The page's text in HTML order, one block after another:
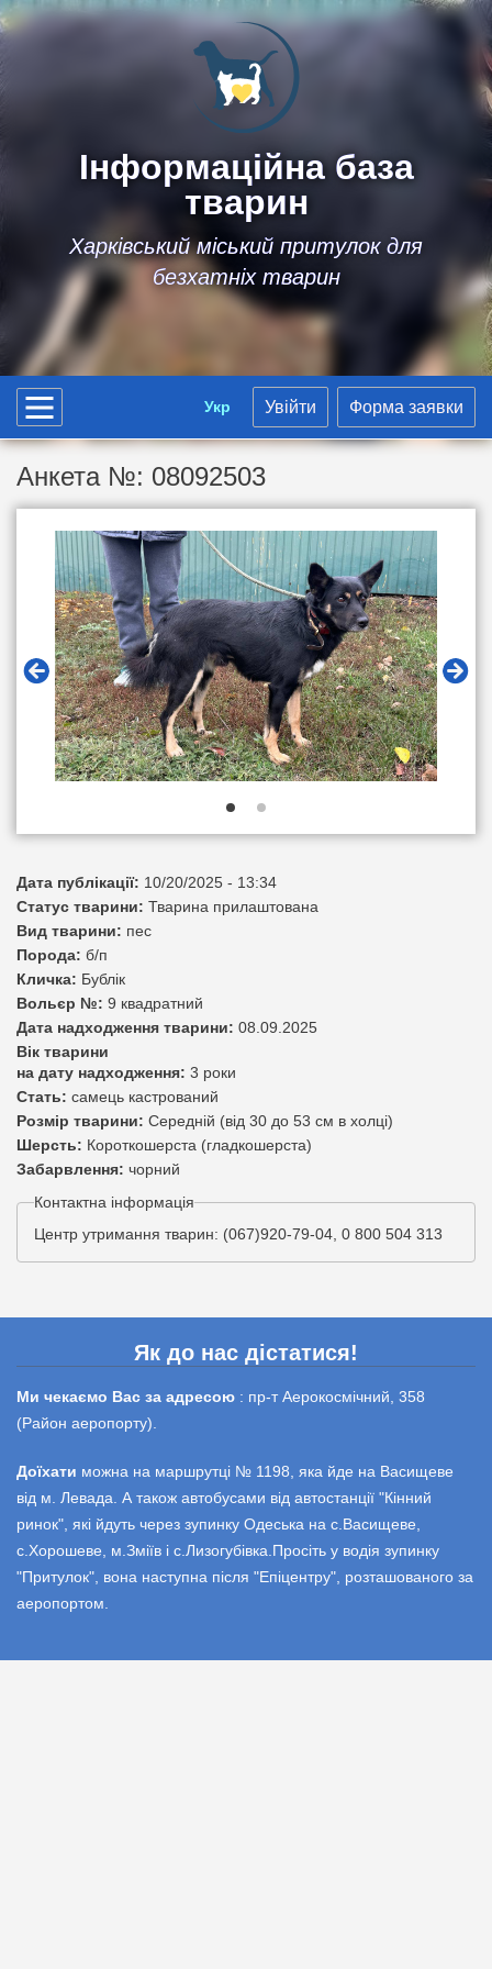
Інформаційна база
тварин
Харківський міський притулок для
безхатніх тварин
Укр Увійти Форма заявки
Анкета №: 08092503
Дата публікації: 10/20/2025 - 13:34
Статус тварини: Тварина прилаштована
Вид тварини: пес
Порода: б/п
Кличка: Бублік
Вольєр №: 9 квадратний
Дата надходження тварини: 08.09.2025
Вік тварини
на дату надходження: 3 роки
Стать: самець кастрований
Розмір тварини: Середній (від 30 до 53 см в холці)
Шерсть: Короткошерста (гладкошерста)
Забарвлення: чорний
Контактна інформація
Центр утримання тварин: (067)920-79-04, 0 800 504 313
Як до нас дістатися!
Ми чекаємо Вас за адресою : пр-т Аерокосмічний, 358
(Район аеропорту).
Доїхати можна на маршрутці № 1198, яка йде на Васищеве
від м. Левада. А також автобусами від автостанції "Кінний
ринок", які йдуть через зупинку Одеська на с.Васищеве,
с.Хорошеве, м.Зміїв і с.Лизогубівка.Просіть у водія зупинку
"Притулок", вона наступна після "Епіцентру", розташованого за
аеропортом.